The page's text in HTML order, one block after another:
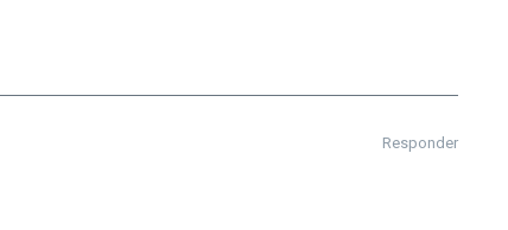
Responder